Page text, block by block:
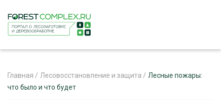
Главная / Лесовосстановление и защита / Лесные пожары:
что было и что будет